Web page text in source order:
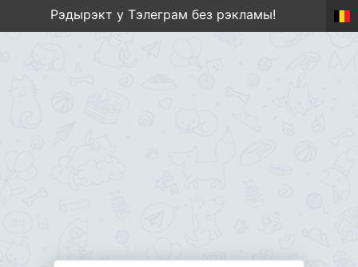
Рэдырэкт у Тэлеграм без рэкламы!